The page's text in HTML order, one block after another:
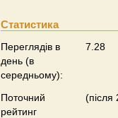
Статистика
Переглядів в
день (в
середньому):
7.28
Поточний
рейтинг
(після